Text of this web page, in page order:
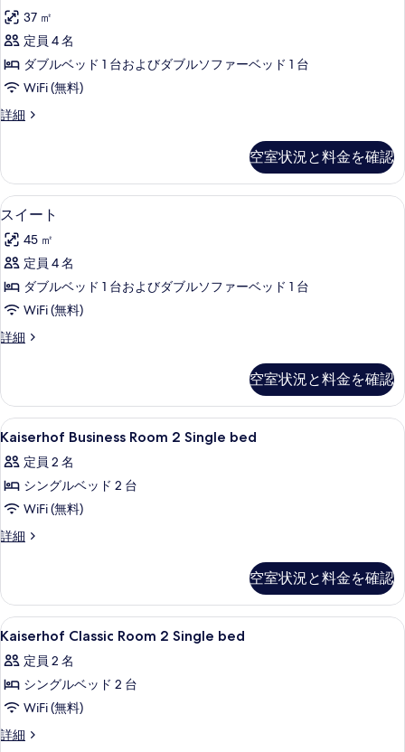
る
て
の
写
真
を
す
る
の
詳
ュ
ニ
ア
ス
イ
ー
の
す
べ
て
の
写
真
を
す
る
37 ㎡
定員 4 名
ダブルベッド 1 台およびダブルソファーベッド 1 台
WiFi (無料)
詳細
ジ
ス
イ
ー
の
詳
空室状況と料金を確認
ス
イ
ー
ト
の
す
べ
の
写
真
を
表
示
す
9
スイート
45 ㎡
定員 4 名
ダブルベッド 1 台およびダブルソファーベッド 1 台
WiFi (無料)
詳細
ス
の
詳
細
空室状況と料金を確認
Kaiserhof
Business
Room
2
Single
bed
べ
て
の
写
真
を
表
エジプト綿のシーツ、高級寝具、ピ
4
Kaiserhof Business Room 2 Single bed
定員 2 名
シングルベッド 2 台
WiFi (無料)
詳細
Kaiserhof
Single
bed
の
細
空室状況と料金を確認
Kaiserhof
Classic
Room
2
Single
bed
エジプト綿のシーツ、高級寝具、ピ
3
Kaiserhof Classic Room 2 Single bed
定員 2 名
シングルベッド 2 台
WiFi (無料)
詳細
Kaiserhof